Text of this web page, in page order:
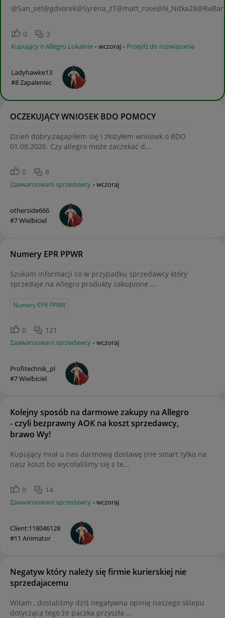
0 3
Kupujący o Allegro Lokalnie wczoraj Przejdź do rozwiązania
Ladyhawke13
#8 Zapaleniec
OCZEKUJĄCY WNIOSEK BDO POMOCY
Dzień dobry,zagapiłem się i złożyłem wniosek o BDO
01.08.2026. Czy allegro może zaczekać d...
0 8
Zaawansowani sprzedawcy wczoraj
otherside666
#7 Wielbiciel
Numery EPR PPWR
Szukam informacji co w przypadku sprzedawcy który
sprzedaje na Allegro produkty zakupione ...
Numery EPR PPWR
0 121
Zaawansowani sprzedawcy wczoraj
Profitechnik_pl
#7 Wielbiciel
Kolejny sposób na darmowe zakupy na Allegro
- czyli bezprawny AOK na koszt sprzedawcy,
brawo Wy!
Kupujący miał u nas darmową dostawę (nie smart tylko na
nasz koszt bo wycofaliśmy się z te...
0 14
Zaawansowani sprzedawcy wczoraj
Client:118046128
#11 Animator
Negatyw który należy się firmie kurierskiej nie
sprzedajacemu
Witam , dostaliśmy dziś negatywna opinię naszego sklepu
dotyczącą tego że paczka przyszła ...